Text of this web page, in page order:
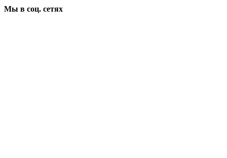
Мы в соц. сетях